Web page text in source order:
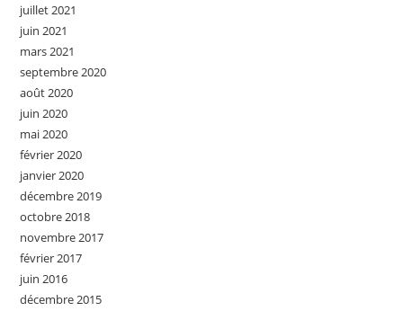
juillet 2021
juin 2021
mars 2021
septembre 2020
août 2020
juin 2020
mai 2020
février 2020
janvier 2020
décembre 2019
octobre 2018
novembre 2017
février 2017
juin 2016
décembre 2015